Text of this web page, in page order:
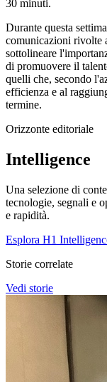
30 minuti.
Durante questa
comunicazioni rivolte
sottolineare
di promuovere il
quelli che, secondo
efficienza e al
termine.
Orizzonte editoriale
Intelligence
Una selezione di
tecnologie, segnali e
e rapidità.
Esplora H1
Storie correlate
Vedi storie